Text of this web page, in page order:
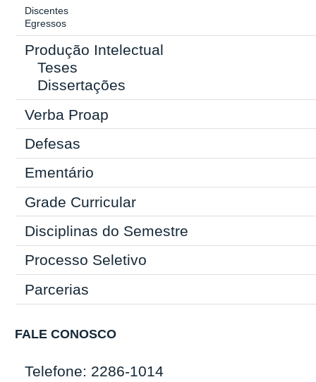
Discentes
Egressos
Produção Intelectual
Teses
Dissertações
Verba Proap
Defesas
Ementário
Grade Curricular
Disciplinas do Semestre
Processo Seletivo
Parcerias
FALE CONOSCO
Telefone: 2286-1014